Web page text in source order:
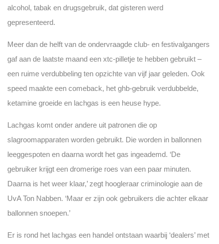
alcohol, tabak en drugsgebruik, dat gisteren werd
gepresenteerd.
Meer dan de helft van de ondervraagde club- en festivalgangers
gaf aan de laatste maand een xtc-pilletje te hebben gebruikt –
een ruime verdubbeling ten opzichte van vijf jaar geleden. Ook
speed maakte een comeback, het ghb-gebruik verdubbelde,
ketamine groeide en lachgas is een heuse hype.
Lachgas komt onder andere uit patronen die op
slagroomapparaten worden gebruikt. Die worden in ballonnen
leeggespoten en daarna wordt het gas ingeademd. ‘De
gebruiker krijgt een dromerige roes van een paar minuten.
Daarna is het weer klaar,’ zegt hoogleraar criminologie aan de
UvA Ton Nabben. ‘Maar er zijn ook gebruikers die achter elkaar
ballonnen snoepen.’
Er is rond het lachgas een handel ontstaan waarbij ‘dealers’ met